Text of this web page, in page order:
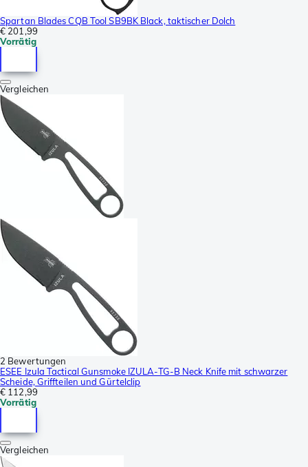
Spartan Blades CQB Tool SB9BK Black, taktischer Dolch
€ 201,99
Vorrätig
Vergleichen
2 Bewertungen
ESEE Izula Tactical Gunsmoke IZULA-TG-B Neck Knife mit schwarzer
Scheide, Griffteilen und Gürtelclip
€ 112,99
Vorrätig
Vergleichen